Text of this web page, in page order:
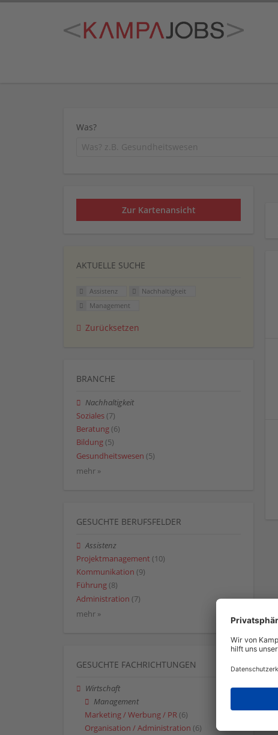
Was?
Zur Kartenansicht
AKTUELLE SUCHE
Assistenz
Nachhaltigkeit
Management
Zurücksetzen
BRANCHE
Nachhaltigkeit
Soziales (7)
Beratung (6)
Bildung (5)
Gesundheitswesen (5)
mehr »
GESUCHTE BERUFSFELDER
Assistenz
Projektmanagement (10)
Kommunikation (9)
Führung (8)
Administration (7)
mehr »
GESUCHTE FACHRICHTUNGEN
Wirtschaft
Management
Marketing / Werbung / PR (6)
Organisation / Administration (6)